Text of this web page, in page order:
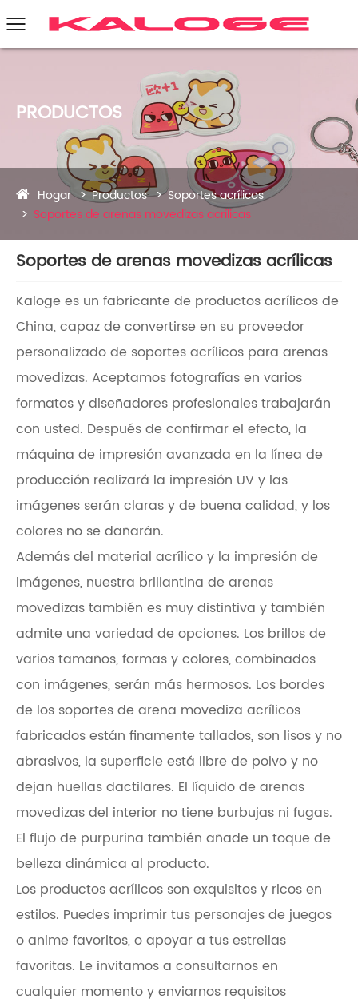
PRODUCTOS
Hogar Productos
Soportes acrílicos
Soportes de arenas movedizas acrílicas
Soportes de arenas movedizas acrílicas
Kaloge es un fabricante de productos acrílicos de
China, capaz de convertirse en su proveedor
personalizado de soportes acrílicos para arenas
movedizas. Aceptamos fotografías en varios
formatos y diseñadores profesionales trabajarán
con usted. Después de confirmar el efecto, la
máquina de impresión avanzada en la línea de
producción realizará la impresión UV y las
imágenes serán claras y de buena calidad, y los
colores no se dañarán.
Además del material acrílico y la impresión de
imágenes, nuestra brillantina de arenas
movedizas también es muy distintiva y también
admite una variedad de opciones. Los brillos de
varios tamaños, formas y colores, combinados
con imágenes, serán más hermosos. Los bordes
de los soportes de arena movediza acrílicos
fabricados están finamente tallados, son lisos y no
abrasivos, la superficie está libre de polvo y no
dejan huellas dactilares. El líquido de arenas
movedizas del interior no tiene burbujas ni fugas.
El flujo de purpurina también añade un toque de
belleza dinámica al producto.
Los productos acrílicos son exquisitos y ricos en
estilos. Puedes imprimir tus personajes de juegos
o anime favoritos, o apoyar a tus estrellas
favoritas. Le invitamos a consultarnos en
cualquier momento y enviarnos requisitos